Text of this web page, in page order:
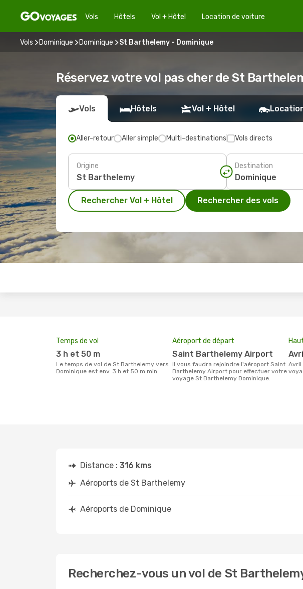
Vols Hôtels Vol + Hôtel Location de voiture
Vols Dominique Dominique St Barthelemy - Dominique
Réservez votre vol pas cher de St
Vols Hôtels Vol + Hôtel
Aller-retour Aller simple Multi-destinations Vols directs
Origine Destination
Rechercher Vol + Hôtel Rechercher des vols
Temps de vol
3 h et 50 m
Le temps de vol de St Barthelemy vers
Dominique est env. 3 h et 50 m min.
Aéroport de départ
Saint Barthelemy Airport
Il vous faudra rejoindre l'aéroport Saint
Barthelemy Airport pour effectuer votre
voyage St Barthelemy Dominique.
avril est la période la plus chargée pour
Distance : 316 kms
Aéroports de St Barthelemy
Aéroports de Dominique
Recherchez-vous un vol de St